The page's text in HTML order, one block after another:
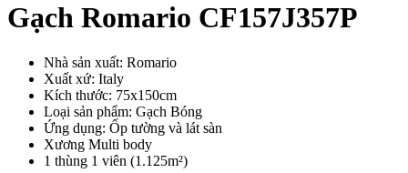
Gạch Romario CF157J357P
Nhà sản xuất: Romario
Xuất xứ: Italy
Kích thước: 75x150cm
Loại sản phẩm: Gạch Bóng
Ứng dụng: Ốp tường và lát sàn
Xương Multi body
1 thùng 1 viên (1.125m²)